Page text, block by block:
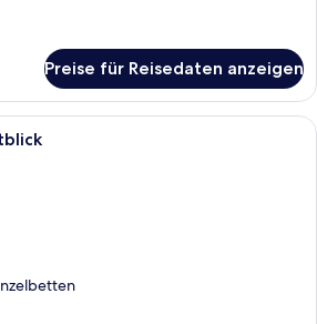
Preise für Reisedaten anzeigen
Ein Hotelzimmer mit einem großen